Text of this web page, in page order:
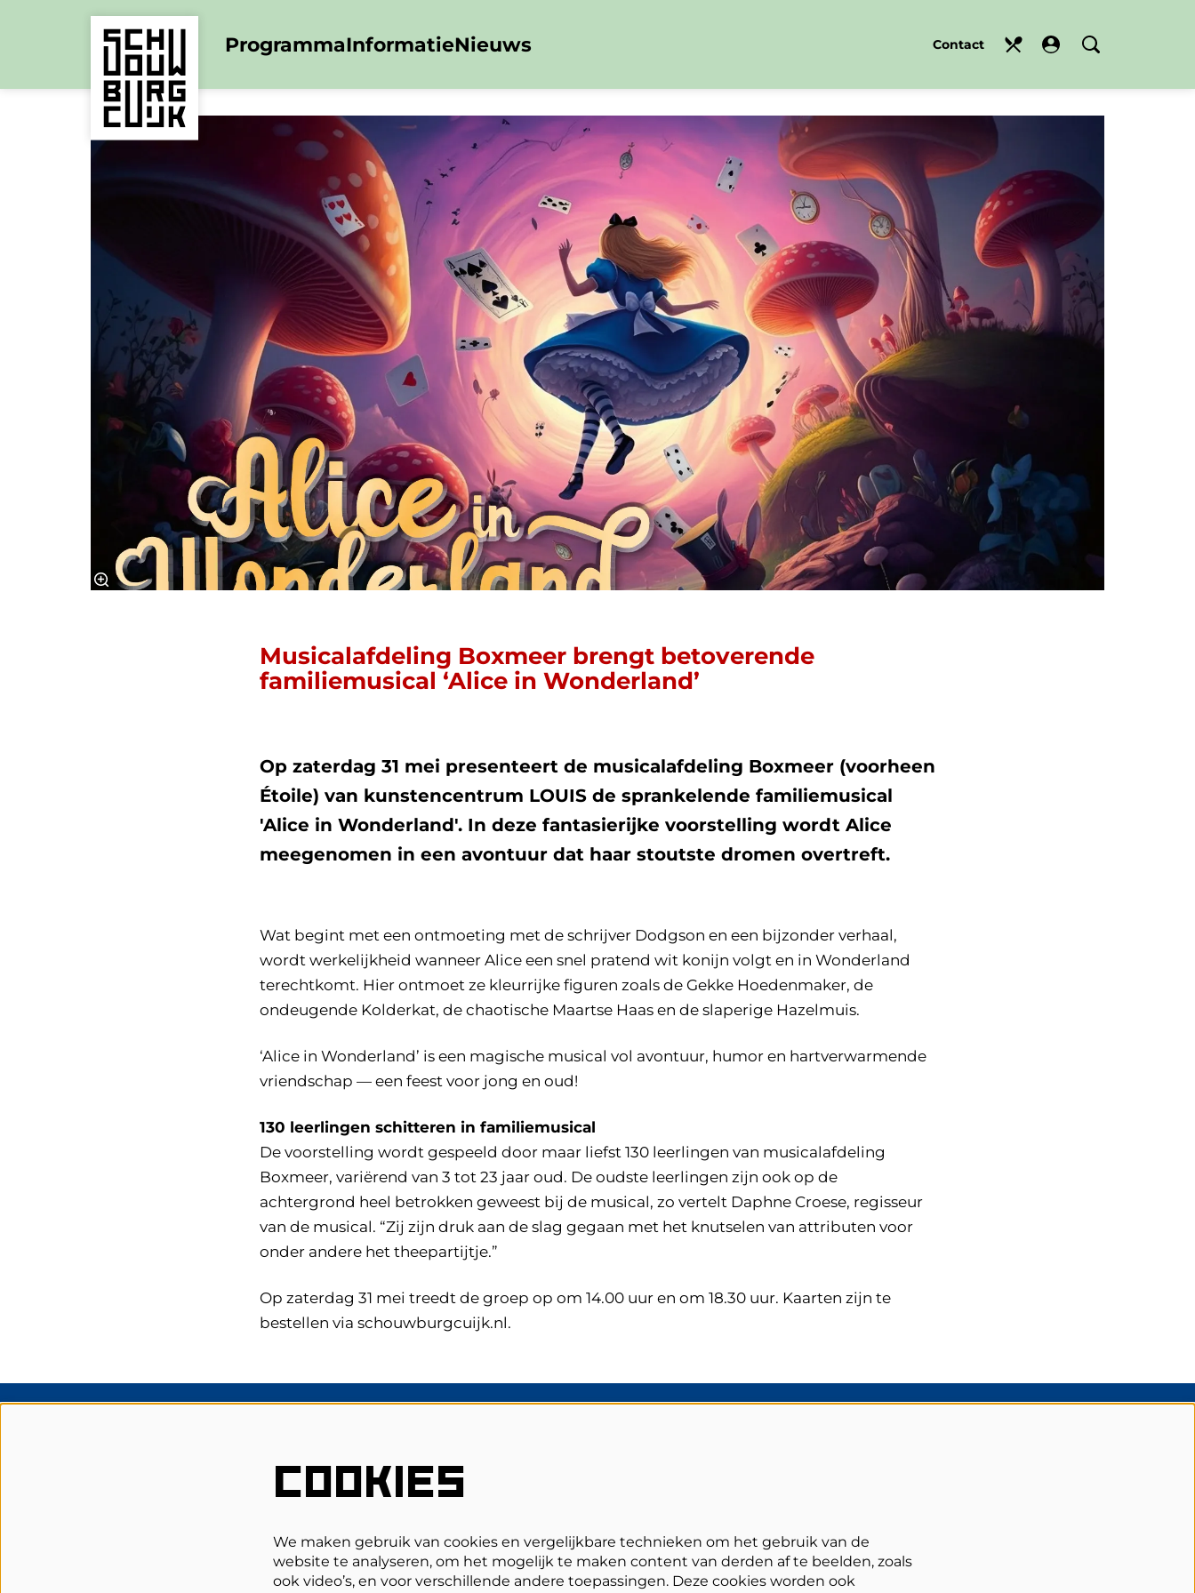
ProgrammaInformatieNieuws Contact
Musicalafdeling Boxmeer brengt betoverende
familiemusical ‘Alice in Wonderland’
Op zaterdag 31 mei presenteert de musicalafdeling Boxmeer (voorheen
Étoile) van kunstencentrum LOUIS de sprankelende familiemusical
'Alice in Wonderland'. In deze fantasierijke voorstelling wordt Alice
meegenomen in een avontuur dat haar stoutste dromen overtreft.
Wat begint met een ontmoeting met de schrijver Dodgson en een bijzonder verhaal,
wordt werkelijkheid wanneer Alice een snel pratend wit konijn volgt en in Wonderland
terechtkomt. Hier ontmoet ze kleurrijke figuren zoals de Gekke Hoedenmaker, de
ondeugende Kolderkat, de chaotische Maartse Haas en de slaperige Hazelmuis.
‘Alice in Wonderland’ is een magische musical vol avontuur, humor en hartverwarmende
vriendschap — een feest voor jong en oud!
130 leerlingen schitteren in familiemusical
De voorstelling wordt gespeeld door maar liefst 130 leerlingen van musicalafdeling
Boxmeer, variërend van 3 tot 23 jaar oud. De oudste leerlingen zijn ook op de
achtergrond heel betrokken geweest bij de musical, zo vertelt Daphne Croese, regisseur
van de musical. “Zij zijn druk aan de slag gegaan met het knutselen van attributen voor
onder andere het theepartijtje.”
Op zaterdag 31 mei treedt de groep op om 14.00 uur en om 18.30 uur. Kaarten zijn te
bestellen via schouwburgcuijk.nl.
Zaalplattegronden
Privacy, cookies & voorwaarden
ANBI
COOKIES
We maken gebruik van cookies en vergelijkbare technieken om het gebruik van de
website te analyseren, om het mogelijk te maken content van derden af te beelden, zoals
ook video’s, en voor verschillende andere toepassingen. Deze cookies worden ook